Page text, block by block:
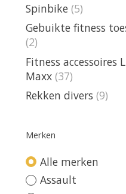
Spinbike (5)
Gebuikte fitness
(2)
Fitness accessoires
Maxx (37)
Rekken divers (9)
Merken
Alle merken
Assault